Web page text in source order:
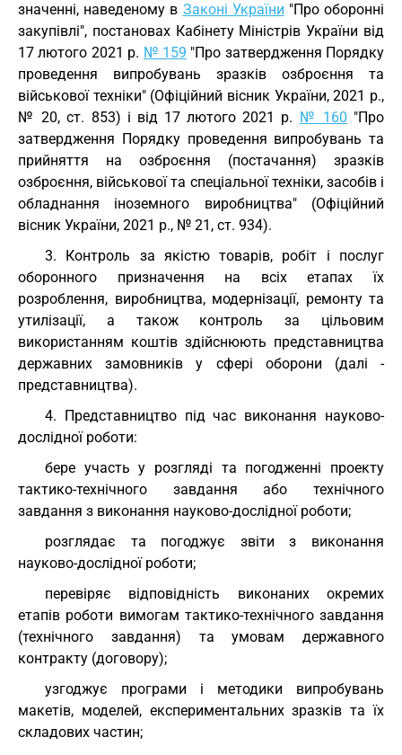
значенні, наведеному в Законі України "Про оборонні
закупівлі", постановах Кабінету Міністрів України від
17 лютого 2021 р. № 159 "Про затвердження Порядку
проведення випробувань зразків озброєння та
військової техніки" (Офіційний вісник України, 2021 р.,
№ 20, ст. 853) і від 17 лютого 2021 р. № 160 "Про
затвердження Порядку проведення випробувань та
прийняття на озброєння (постачання) зразків
озброєння, військової та спеціальної техніки, засобів і
обладнання іноземного виробництва" (Офіційний
вісник України, 2021 р., № 21, ст. 934).
3. Контроль за якістю товарів, робіт і послуг
оборонного призначення на всіх етапах їх
розроблення, виробництва, модернізації, ремонту та
утилізації, а також контроль за цільовим
використанням коштів здійснюють представництва
державних замовників у сфері оборони (далі -
представництва).
4. Представництво під час виконання науково-
дослідної роботи:
бере участь у розгляді та погодженні проекту
тактико-технічного завдання або технічного
завдання з виконання науково-дослідної роботи;
розглядає та погоджує звіти з виконання
науково-дослідної роботи;
перевіряє відповідність виконаних окремих
етапів роботи вимогам тактико-технічного завдання
(технічного завдання) та умовам державного
контракту (договору);
узгоджує програми і методики випробувань
макетів, моделей, експериментальних зразків та їх
складових частин;